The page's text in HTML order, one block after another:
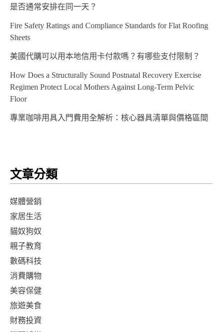
是否通常安排在同一天？
Fire Safety Ratings and Compliance Standards for Flat Roofing
Sheets
美國代購可以用本地信用卡付款嗎？有哪些支付限制？
How Does a Structurally Sound Postnatal Recovery Exercise
Regimen Protect Local Mothers Against Long-Term Pelvic
Floor
專業咖啡用具入門費用全解析：核心器具清單與價格區間
文章分類
媒體營銷
家居生活
貓奴狗奴
親子教育
數碼科技
消費購物
美容保健
旅遊美食
財務投資